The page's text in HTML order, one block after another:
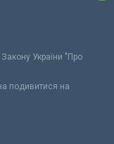
України "Про
подивитися на